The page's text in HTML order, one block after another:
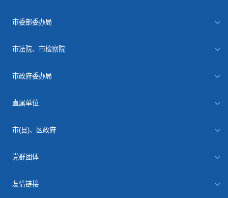
市委部委办局
市法院、市检察院
市政府委办局
直属单位
市(县)、区政府
党群团体
友情链接